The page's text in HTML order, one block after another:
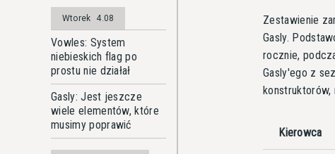
Wtorek 4.08
Vowles: System
niebieskich flag po
prostu nie działał
Gasly: Jest jeszcze
wiele elementów, które
musimy poprawić
Zestawienie
Gasly.
rocznie,
Gasly'ego z
konstruktorów,
Kierowca